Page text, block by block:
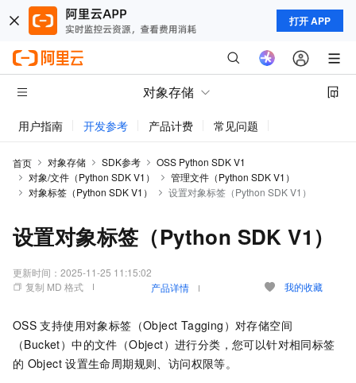
打开 APP
对象存储
用户指南 开发参考 产品计费 常见问题
首页 对象存储 SDK参考
OSS Python SDK V1
对象/文件（Python SDK V1）
管理文件（Python SDK V1）
对象标签（Python SDK V1）
设置对象标签（Python SDK V1）
设置对象标签（Python SDK V1）
更新时间： 2025-11-25 11:15:02
复制 MD 格式
产品详情 我的收藏
OSS 支持使用对象标签（Object Tagging）对存储空间
（Bucket）中的文件（Object）进行分类，您可以针对相同标签
的 Object 设置生命周期规则、访问权限等。